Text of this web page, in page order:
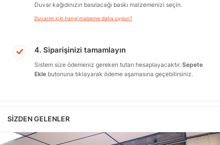
Duvar kağıdınızın basılacağı baskı malzemenizi seçin.
Duvarım için hangi malzeme daha uygun?
4. Siparişinizi tamamlayın
Sistem size ödemeniz gereken tutarı hesaplayacaktır. Sepete
Ekle butonuna tıklayarak ödeme aşamasına geçebilirsiniz.
SIZDEN GELENLER